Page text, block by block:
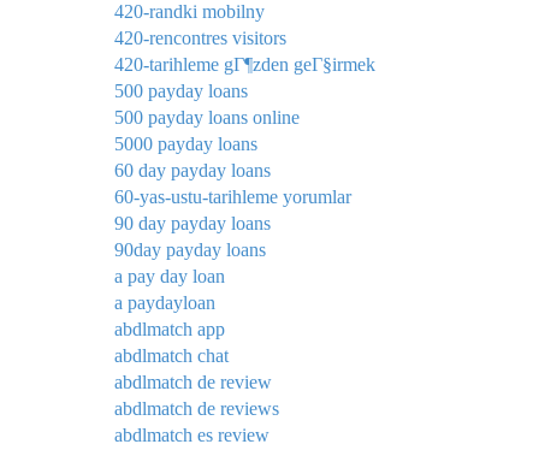
420-randki mobilny
420-rencontres visitors
420-tarihleme gГ¶zden geГ§irmek
500 payday loans
500 payday loans online
5000 payday loans
60 day payday loans
60-yas-ustu-tarihleme yorumlar
90 day payday loans
90day payday loans
a pay day loan
a paydayloan
abdlmatch app
abdlmatch chat
abdlmatch de review
abdlmatch de reviews
abdlmatch es review